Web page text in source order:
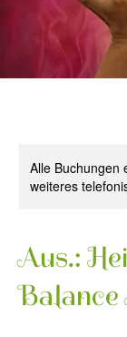
Alle Buchungen
weiteres
Aus.: